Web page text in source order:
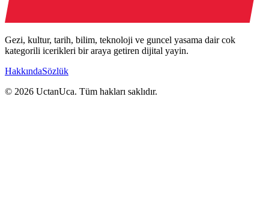
Gezi, kultur, tarih, bilim, teknoloji ve guncel yasama dair cok
kategorili icerikleri bir araya getiren dijital yayin.
HakkındaSözlük
© 2026 UctanUca. Tüm hakları saklıdır.